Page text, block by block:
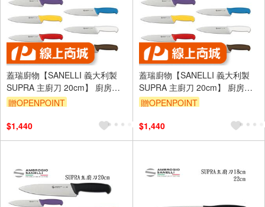
蓋瑞廚物【SANELLI 義大利製
SUPRA 主廚刀 20cm】 廚房刀
調理刀 廚刀 主廚刀 西式主廚刀
贈OPENPOINT
$1,440
蓋瑞廚物【SANELLI 義大利製
SUPRA 主廚刀 20cm】 廚房刀
調理刀 廚刀 主廚刀 西式主廚刀
贈OPENPOINT
$1,440